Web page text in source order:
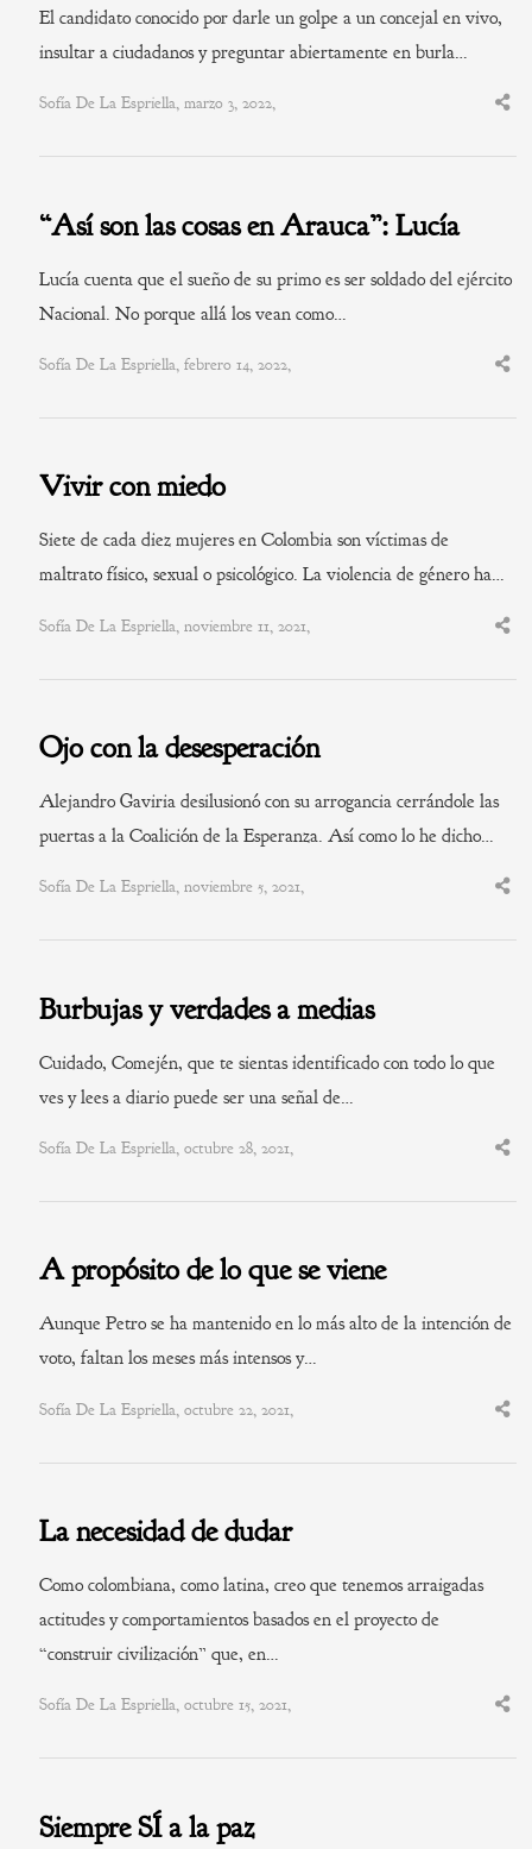
El candidato conocido por darle un golpe a un concejal en vivo,
insultar a ciudadanos y preguntar abiertamente en burla…
Sofía De La Espriella, marzo 3, 2022,
“Así son las cosas en Arauca”: Lucía
Lucía cuenta que el sueño de su primo es ser soldado del ejército
Nacional. No porque allá los vean como…
Sofía De La Espriella, febrero 14, 2022,
Vivir con miedo
Siete de cada diez mujeres en Colombia son víctimas de
maltrato físico, sexual o psicológico. La violencia de género ha…
Sofía De La Espriella, noviembre 11, 2021,
Ojo con la desesperación
Alejandro Gaviria desilusionó con su arrogancia cerrándole las
puertas a la Coalición de la Esperanza. Así como lo he dicho…
Sofía De La Espriella, noviembre 5, 2021,
Burbujas y verdades a medias
Cuidado, Comején, que te sientas identificado con todo lo que
ves y lees a diario puede ser una señal de…
Sofía De La Espriella, octubre 28, 2021,
A propósito de lo que se viene
Aunque Petro se ha mantenido en lo más alto de la intención de
voto, faltan los meses más intensos y…
Sofía De La Espriella, octubre 22, 2021,
La necesidad de dudar
Como colombiana, como latina, creo que tenemos arraigadas
actitudes y comportamientos basados en el proyecto de
“construir civilización” que, en…
Sofía De La Espriella, octubre 15, 2021,
Siempre SÍ a la paz